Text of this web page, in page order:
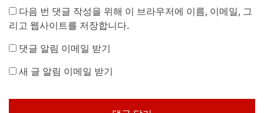
다음 번 댓글 작성을 위해 이 브라우저에 이름, 이메일, 그
리고 웹사이트를 저장합니다.
댓글 알림 이메일 받기
새 글 알림 이메일 받기